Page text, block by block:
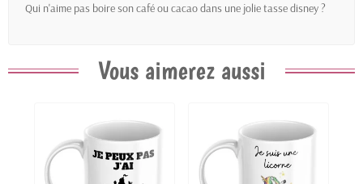
Qui n'aime pas boire son café ou cacao dans une jolie tasse disney ?
Vous aimerez aussi